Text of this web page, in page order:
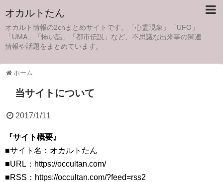
オカルトたん
オカルト情報の2chまとめサイトです。「心霊現象」「UFO」
「UMA」「怖い話」「都市伝説」など、不思議な出来事の関連
情報や話題をまとめています。
ホーム
当サイトについて
2017/1/11
『サイト概要』
■サイト名：オカルトたん
■URL：https://occultan.com/
■RSS：https://occultan.com/?feed=rss2